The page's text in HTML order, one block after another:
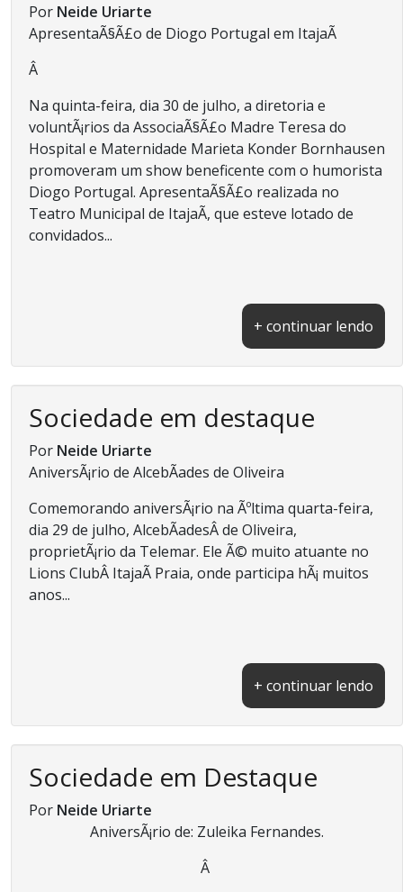
Por Neide Uriarte
ApresentaÃ§Ã£o de Diogo Portugal em ItajaÃ­
Â
Na quinta-feira, dia 30 de julho, a diretoria e
voluntÃ¡rios da AssociaÃ§Ã£o Madre Teresa do
Hospital e Maternidade Marieta Konder Bornhausen
promoveram um show beneficente com o humorista
Diogo Portugal. ApresentaÃ§Ã£o realizada no
Teatro Municipal de ItajaÃ­, que esteve lotado de
convidados...
+ continuar lendo
Sociedade em destaque
Por Neide Uriarte
AniversÃ¡rio de AlcebÃ­ades de Oliveira
Comemorando aniversÃ¡rio na Ãºltima quarta-feira,
dia 29 de julho, AlcebÃ­adesÂ de Oliveira,
proprietÃ¡rio da Telemar. Ele Ã© muito atuante no
Lions ClubÂ ItajaÃ­ Praia, onde participa hÃ¡ muitos
anos...
+ continuar lendo
Sociedade em Destaque
Por Neide Uriarte
AniversÃ¡rio de: Zuleika Fernandes.
Â